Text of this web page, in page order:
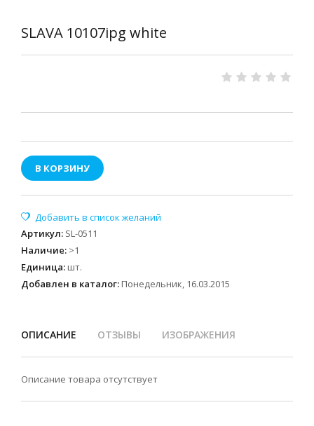
SLAVA 10107ipg white
В КОРЗИНУ
Артикул: SL-0511
Наличие: >1
Единица: шт.
Добавлен в каталог: Понедельник, 16.03.2015
ОПИСАНИЕ ОТЗЫВЫ ИЗОБРАЖЕНИЯ
Описание товара отсутствует